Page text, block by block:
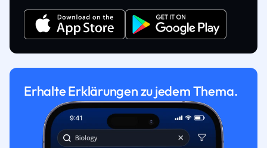
Erhalte Erklärungen zu jedem Thema.